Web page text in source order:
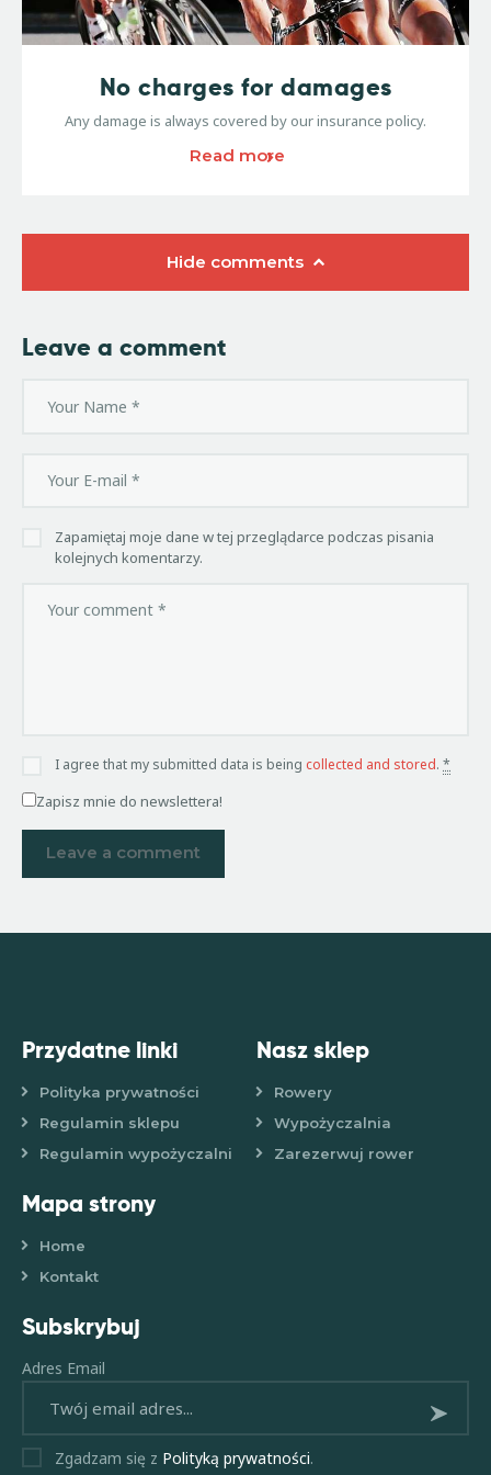
No charges for damages
Any damage is always covered by our insurance policy.
Read more
Hide comments
Leave a comment
Zapamiętaj moje dane w tej przeglądarce podczas pisania
kolejnych komentarzy.
I agree that my submitted data is being collected and stored. *
Zapisz mnie do newslettera!
t
t
i
e
:
Przydatne linki
Polityka prywatności
Regulamin sklepu
Regulamin wypożyczalni
Nasz sklep
Rowery
Wypożyczalnia
Zarezerwuj rower
Mapa strony
Home
Kontakt
Subskrybuj
Adres Email
Subsk
Zgadzam się z Polityką prywatności.